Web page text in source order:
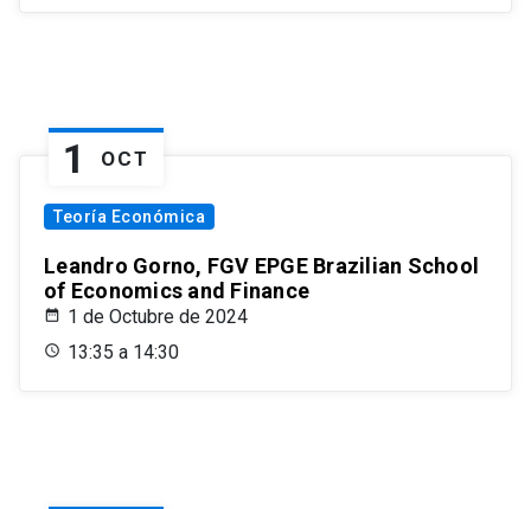
1 OCT
Teoría Económica
Leandro Gorno, FGV EPGE Brazilian School
of Economics and Finance
1 de Octubre de 2024
13:35 a 14:30